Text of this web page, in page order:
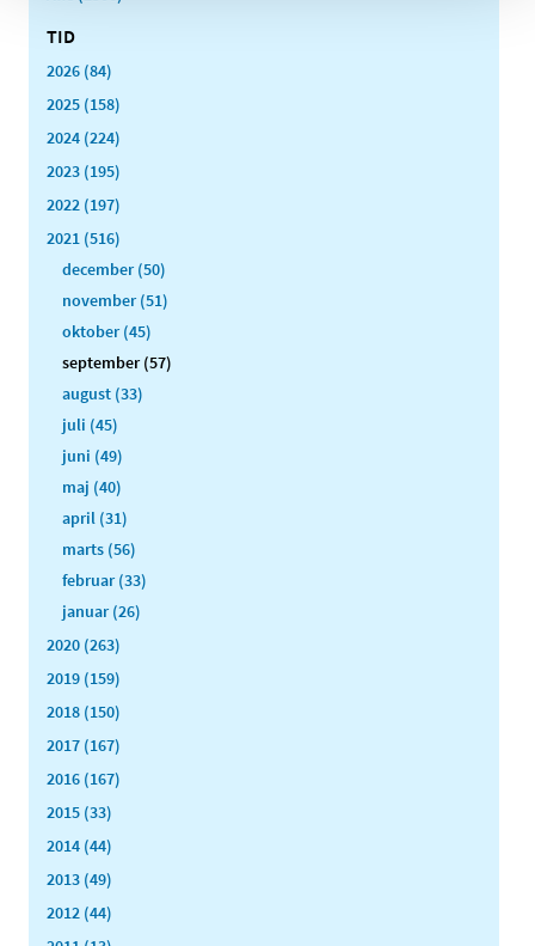
TID
2026 (84)
2025 (158)
2024 (224)
2023 (195)
2022 (197)
2021 (516)
december (50)
november (51)
oktober (45)
september (57)
august (33)
juli (45)
juni (49)
maj (40)
april (31)
marts (56)
februar (33)
januar (26)
2020 (263)
2019 (159)
2018 (150)
2017 (167)
2016 (167)
2015 (33)
2014 (44)
2013 (49)
2012 (44)